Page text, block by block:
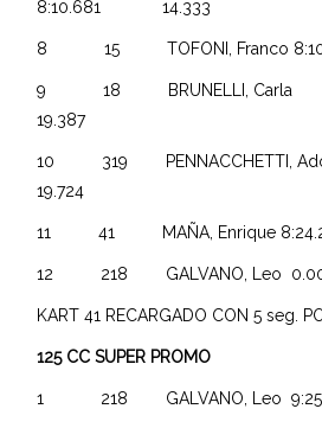
8:10.681 14.333
8 15 TOFONI, Franco
9 18 BRUNELLI,
19.387
10 319 PENNACCHETTI,
19.724
11 41 MAÑA, Enrique
12 218 GALVANO, Leo
KART 41 RECARGADO CON 5 seg.
125 CC SUPER PROMO
1 218 GALVANO, Leo